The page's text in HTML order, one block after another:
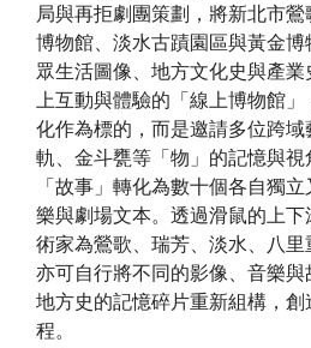
局與再拒劇團策劃，將新北市
博物館、淡水古蹟園區與黃金
眾生活圖像、地方文化史與產
上互動與體驗的「線上博物館
化作為標的，而是邀請多位跨
軌、金斗甕等「物」的記憶與
「故事」轉化為數十個各自獨
樂與劇場文本。透過滑鼠的上
術家為鶯歌、瑞芳、淡水、八里
亦可自行將不同的影像、音樂
地方史的記憶碎片重新組構，
程。